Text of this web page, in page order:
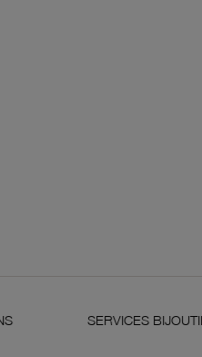
SERVICES BIJOUTIERS ET